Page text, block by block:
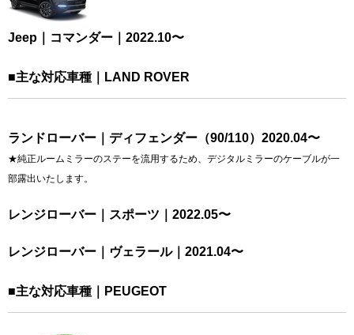
Jeep｜コマンダー｜2022.10〜
■主な対応車種｜LAND ROVER
ランドローバー｜ディフェンダー（90/110）2020.04〜
★純正ルームミラーのステーを流用するため、デジタルミラーのケーブルが一
部露出いたします。
レンジローバー｜スポーツ｜2022.05〜
レンジローバー｜ヴェラール｜2021.04〜
■主な対応車種｜PEUGEOT